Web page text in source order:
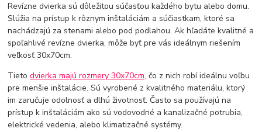
Revízne dvierka sú dôležitou súčasťou každého bytu alebo domu.
Slúžia na prístup k rôznym inštaláciám a súčiastkam, ktoré sa
nachádzajú za stenami alebo pod podlahou. Ak hľadáte kvalitné a
spoľahlivé revízne dvierka, môže byť pre vás ideálnym riešením
veľkosť 30x70cm.
Tietodvierka majú rozmery 30x70cm, čo z nich robí ideálnu voľbu
pre menšie inštalácie. Sú vyrobené z kvalitného materiálu, ktorý
im zaručuje odolnosť a dlhú životnosť. Často sa používajú na
prístup k inštaláciám ako sú vodovodné a kanalizačné potrubia,
elektrické vedenia, alebo klimatizačné systémy.